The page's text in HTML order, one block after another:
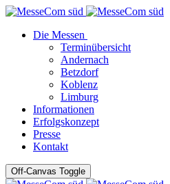
Die Messen
Terminübersicht
Andernach
Betzdorf
Koblenz
Limburg
Informationen
Erfolgskonzept
Presse
Kontakt
Off-Canvas Toggle